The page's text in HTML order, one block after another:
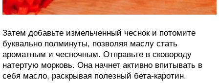
Затем добавьте измельченный чеснок и потомите
буквально полминуты, позволяя маслу стать
ароматным и чесночным. Отправьте в сковороду
натертую морковь. Она начнет активно впитывать в
себя масло, раскрывая полезный бета-каротин.